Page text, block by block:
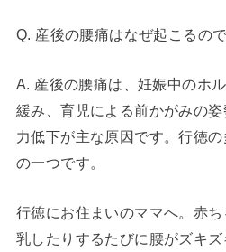
Q. 産後の腰痛はなぜ起こるの
A. 産後の腰痛は、妊娠中のホ
緩み、育児による前かがみの
力低下が主な原因です。行徳
の一つです。
行徳にお住まいのママへ。赤
乳したりするたびに腰がズキ